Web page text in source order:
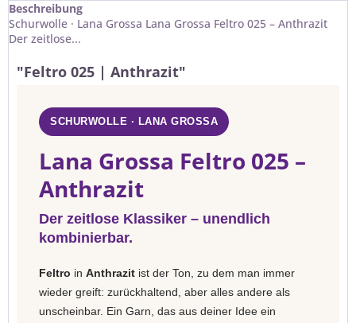
Beschreibung
Schurwolle · Lana Grossa Lana Grossa Feltro 025 – Anthrazit
Der zeitlose...
"Feltro 025 | Anthrazit"
SCHURWOLLE · LANA GROSSA
Lana Grossa Feltro 025 –
Anthrazit
Der zeitlose Klassiker – unendlich
kombinierbar.
Feltro in Anthrazit ist der Ton, zu dem man immer
wieder greift: zurückhaltend, aber alles andere als
unscheinbar. Ein Garn, das aus deiner Idee ein